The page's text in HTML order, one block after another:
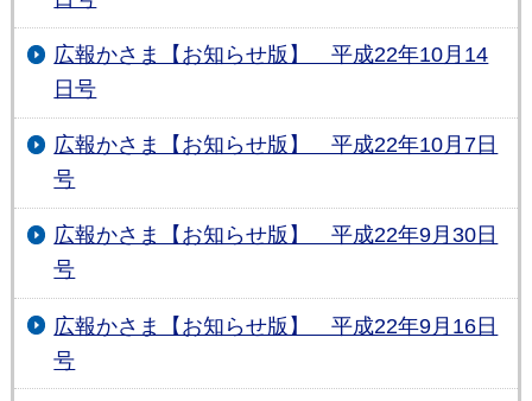
広報かさま【お知らせ版】 平成22年10月14
日号
広報かさま【お知らせ版】 平成22年10月7日
号
広報かさま【お知らせ版】 平成22年9月30日
号
広報かさま【お知らせ版】 平成22年9月16日
号